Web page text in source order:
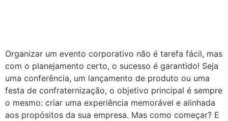
Organizar um evento corporativo não é tarefa fácil, mas
com o planejamento certo, o sucesso é garantido! Seja
uma conferência, um lançamento de produto ou uma
festa de confraternização, o objetivo principal é sempre
o mesmo: criar uma experiência memorável e alinhada
aos propósitos da sua empresa. Mas como começar? E